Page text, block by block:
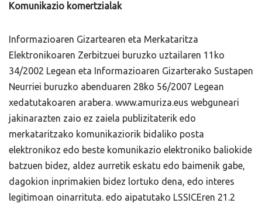
Komunikazio komertzialak
Informazioaren Gizartearen eta Merkataritza
Elektronikoaren Zerbitzuei buruzko uztailaren 11ko
34/2002 Legean eta Informazioaren Gizarterako Sustapen
Neurriei buruzko abenduaren 28ko 56/2007 Legean
xedatutakoaren arabera. www.amuriza.eus webguneari
jakinarazten zaio ez zaiela publizitaterik edo
merkataritzako komunikaziorik bidaliko posta
elektronikoz edo beste komunikazio elektroniko baliokide
batzuen bidez, aldez aurretik eskatu edo baimenik gabe,
dagokion inprimakien bidez lortuko dena, edo interes
legitimoan oinarrituta. edo aipatutako LSSICEren 21.2